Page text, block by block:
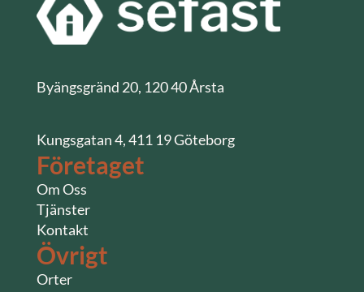
Byängsgränd 20, 120 40 Årsta
Kungsgatan 4, 411 19 Göteborg
Företaget
Om Oss
Tjänster
Kontakt
Övrigt
Orter